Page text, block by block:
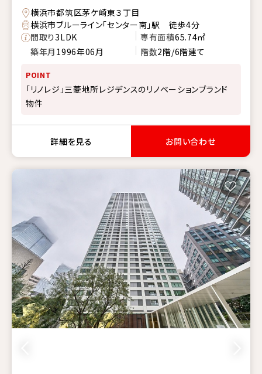
横浜市都筑区茅ケ崎東３丁目
横浜市ブルーライン「センター南」駅 徒歩4分
間取り3LDK 専有面積65.74㎡
築年月 1996年06月 階数2階/6階建て
POINT
「リノレジ」三菱地所レジデンスのリノベーションブランド
物件
詳細を見る お問い合わせ